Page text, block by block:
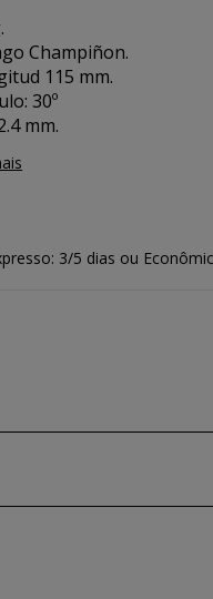
Champiñon.
115 mm.
30º
mm.
3/5 dias ou